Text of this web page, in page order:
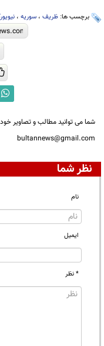
برچسب ها: ظریف ، سوریه ،
شما می توانید مطالب و تصاویر
bultannews@gmail.com
نظر شما
نام
ایمیل
* نظر